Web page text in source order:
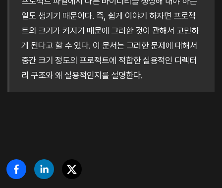
일도 생기기 때문이다. 즉, 쉽게 이야기 하자면 프로젝
트의 크기가 커지기 때문에 그러한 것이 관해서 고민하
게 된다고 할 수 있다. 이 문서는 그러한 문제에 대해서
중간 크기 정도의 프로젝트에 적합한 실용적인 디렉터
리 구조와 왜 실용적인지를 설명한다.